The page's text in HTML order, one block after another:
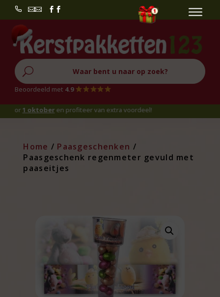
 
U
Beoordeeld met 4.9
1 oktoberen profiteer van extra voordeel!
Home / Paasgeschenken /
Paasgeschenk regenmeter gevuld met
paaseitjes